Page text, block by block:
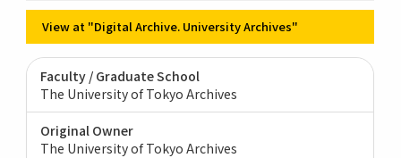
View at "Digital Archive. University Archives"
Faculty / Graduate School
The University of Tokyo Archives
Original Owner
The University of Tokyo Archives